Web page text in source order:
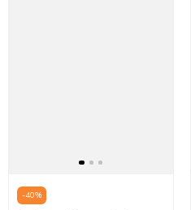
-40%